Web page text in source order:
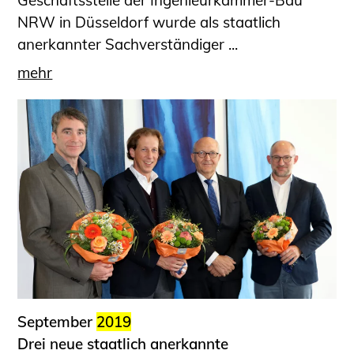
NRW in Düsseldorf wurde als staatlich
anerkannter Sachverständiger ...
mehr
September 2019
Drei neue staatlich anerkannte